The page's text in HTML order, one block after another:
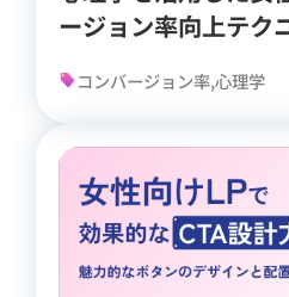
ージョン率向上テク
コンバージョン率,心理学